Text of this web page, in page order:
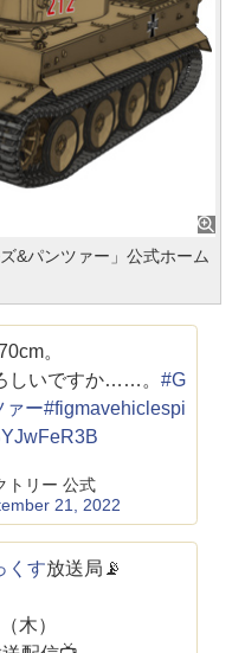
&パンツァー」公式ホーム
。
しいですか……。 #G
ァー#figmavehiclespi
トリー 公式
21, 2022
くす放送局📡
木）